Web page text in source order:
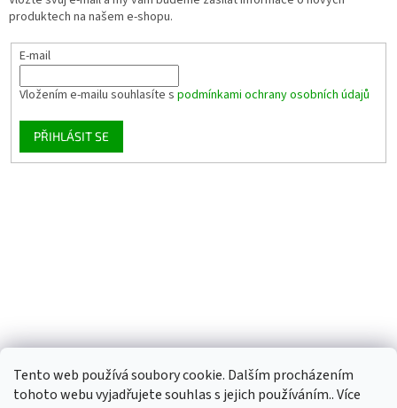
Tento web používá soubory cookie. Dalším procházením
tohoto webu vyjadřujete souhlas s jejich používáním.. Více
produktech na našem e-shopu.
E-mail
Vložením e-mailu souhlasíte s podmínkami ochrany osobních údajů
PŘIHLÁSIT SE